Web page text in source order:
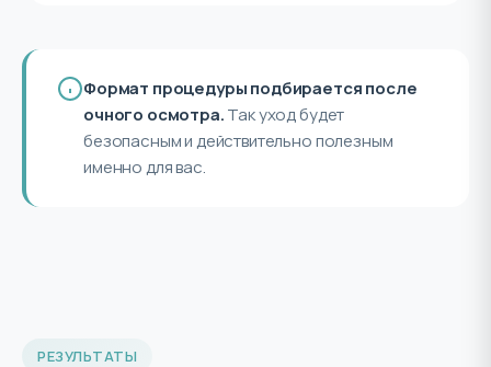
Формат процедуры подбирается после
очного осмотра.Так уход будет
безопасным и действительно полезным
именно для вас.
РЕЗУЛЬТАТЫ